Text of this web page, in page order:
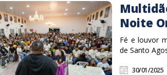
Noite
Fé e louvor
de Santo
30/01/2025